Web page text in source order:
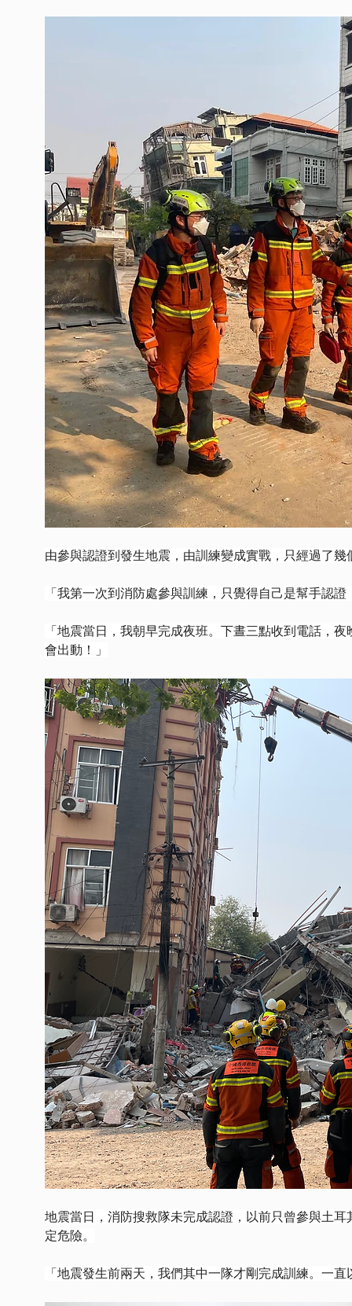
由參與認證到發生地震，由訓練變成實戰，只經過了幾
「我第一次到消防處參與訓練，只覺得自己是幫手認
「地震當日，我朝早完成夜班。下晝三點收到電話，
會出動！」
地震當日，消防搜救隊未完成認證，以前只曾參與土
定危險。
「地震發生前兩天，我們其中一隊才剛完成訓練。一